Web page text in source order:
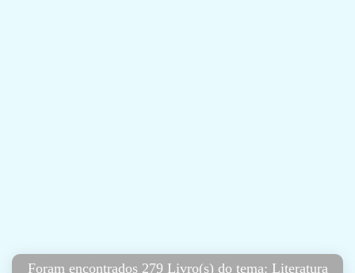
Foram encontrados 279 Livro(s) do tema: Literatura